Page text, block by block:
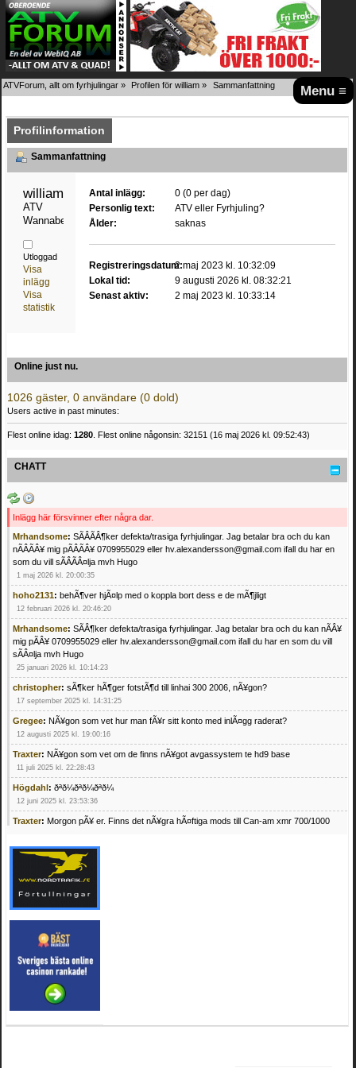
Menu ≡
ATVForum, allt om fyrhjulingar » Profilen för william » Sammanfattning
Profilinformation
Sammanfattning
ATV
Wannabe
Utloggad
Visa
inlägg
Visa
statistik
Antal inlägg:
0 (0 per dag)
Personlig text:
ATV eller Fyrhjuling?
Ålder:
saknas
Registreringsdatum:2 maj 2023 kl. 10:32:09
Lokal tid:
9 augusti 2026 kl. 08:32:21
Senast aktiv:
2 maj 2023 kl. 10:33:14
Online just nu.
1026 gäster, 0 användare (0 dold)
Users active in past minutes:
Flest online idag: 1280 . Flest online någonsin: 32151 (16 maj 2026 kl. 09:52:43)
CHATT
Inlägg här försvinner efter några dar.
Mrhandsome: SÃÂÃÂ¶ker defekta/trasiga fyrhjulingar. Jag betalar bra och du kan
nÃÂÃÂ¥ mig pÃÂÃÂ¥ 0709955029 eller hv.alexandersson@gmail.com ifall du har en
som du vill sÃÂÃÂ¤lja mvh Hugo
1 maj 2026 kl. 20:00:35
hoho2131: behÃ¶ver hjÃ¤lp med o koppla bort dess e de mÃ¶jligt
12 februari 2026 kl. 20:46:20
Mrhandsome: SÃÂ¶ker defekta/trasiga fyrhjulingar. Jag betalar bra och du kan nÃÂ¥
mig pÃÂ¥ 0709955029 eller hv.alexandersson@gmail.com ifall du har en som du vill
sÃÂ¤lja mvh Hugo
25 januari 2026 kl. 10:14:23
christopher: sÃ¶ker hÃ¶ger fotstÃ¶d till linhai 300 2006, nÃ¥gon?
17 september 2025 kl. 14:31:25
Gregee: NÃ¥gon som vet hur man fÃ¥r sitt konto med inlÃ¤gg raderat?
12 augusti 2025 kl. 19:00:16
Traxter: NÃ¥gon som vet om de finns nÃ¥got avgassystem te hd9 base
11 juli 2025 kl. 22:28:43
Högdahl: ðªð¼ðªð¼ðªð¼
12 juni 2025 kl. 23:53:36
Traxter: Morgon pÃ¥ er. Finns det nÃ¥gra hÃ¤ftiga mods till Can-am xmr 700/1000
Mrhandsome:SÃ¶ker defekta/trasiga fyrhjulingar. Jag betalar bra och du kan nÃ¥ mig
pÃ¥ 0709955029 eller hv.alexandersson@gmail.com ifall du har en som du vill sÃ¤lja
mvh Hugo
21 februari 2025 kl. 09:25:52
Oscar5:NÃ¥gon som vet vad man kan begÃ¤ra fÃ¶r en Honda TRX 350 FE 2005
4 februari 2025 kl. 19:20:50
Oscar5:44
4 februari 2025 kl. 19:15:36
Greger59:NÃ¤gon som vet har en Cetek 500 EFI
15 januari 2025 kl. 23:49:44
Mrhandsome:SÃÂ¶ker defekta/trasiga fyrhjulingar. Jag betalar bra och du kan nÃÂ¥